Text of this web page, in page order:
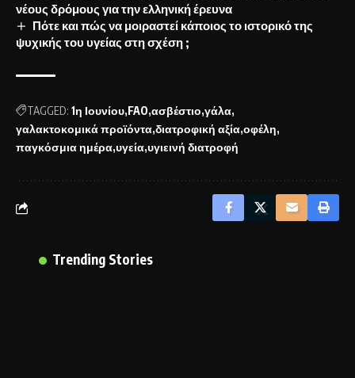
νέους δρόμους για την ελληνική έρευνα
Πότε και πώς να μοιραστεί κάποιος το ιστορικό της
ψυχικής του υγείας στη σχέση ;
TAGGED: 1η Ιουνίου FAO ασβέστιο γάλα
γαλακτοκομικά προϊόντα διατροφική αξία οφέλη
παγκόσμια ημέρα υγεία υγιεινή διατροφή
Trending Stories